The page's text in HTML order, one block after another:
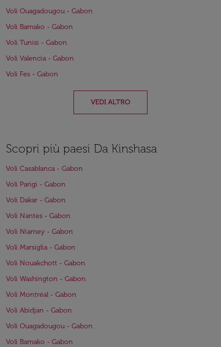
Voli Ouagadougou - Gabon
Voli Bamako - Gabon
Voli Tunisi - Gabon
Voli Valencia - Gabon
Voli Fes - Gabon
VEDI ALTRO
Scopri più paesi Da Kinshasa
Voli Casablanca - Gabon
Voli Parigi - Gabon
Voli Dakar - Gabon
Voli Nantes - Gabon
Voli Niamey - Gabon
Voli Marsiglia - Gabon
Voli Nouakchott - Gabon
Voli Washington - Gabon
Voli Montréal - Gabon
Voli Abidjan - Gabon
Voli Ouagadougou - Gabon
Voli Bamako - Gabon